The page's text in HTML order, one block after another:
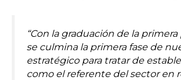
“Con la graduación de la
se culmina la primera fase de
estratégico para tratar de
como el referente del sector en